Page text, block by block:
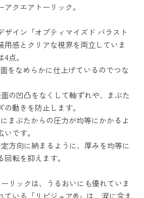
クエアトーリック。
ザイン「オプティマイズド バラスト
用感とクリアな視界を両立していま
点。
をなめらかに仕上げているのでつな
の凹凸をなくして軸ずれや、まぶた
動きを防止します。
まぶたからの圧力が均等にかかるよ
です。
方向に納まるように、厚みを均等に
転を抑えます。
リックは、うるおいにも優れていま
ている「リピジュア®」は、涙に含ま